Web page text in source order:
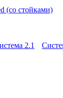
(со стойками)
2.1